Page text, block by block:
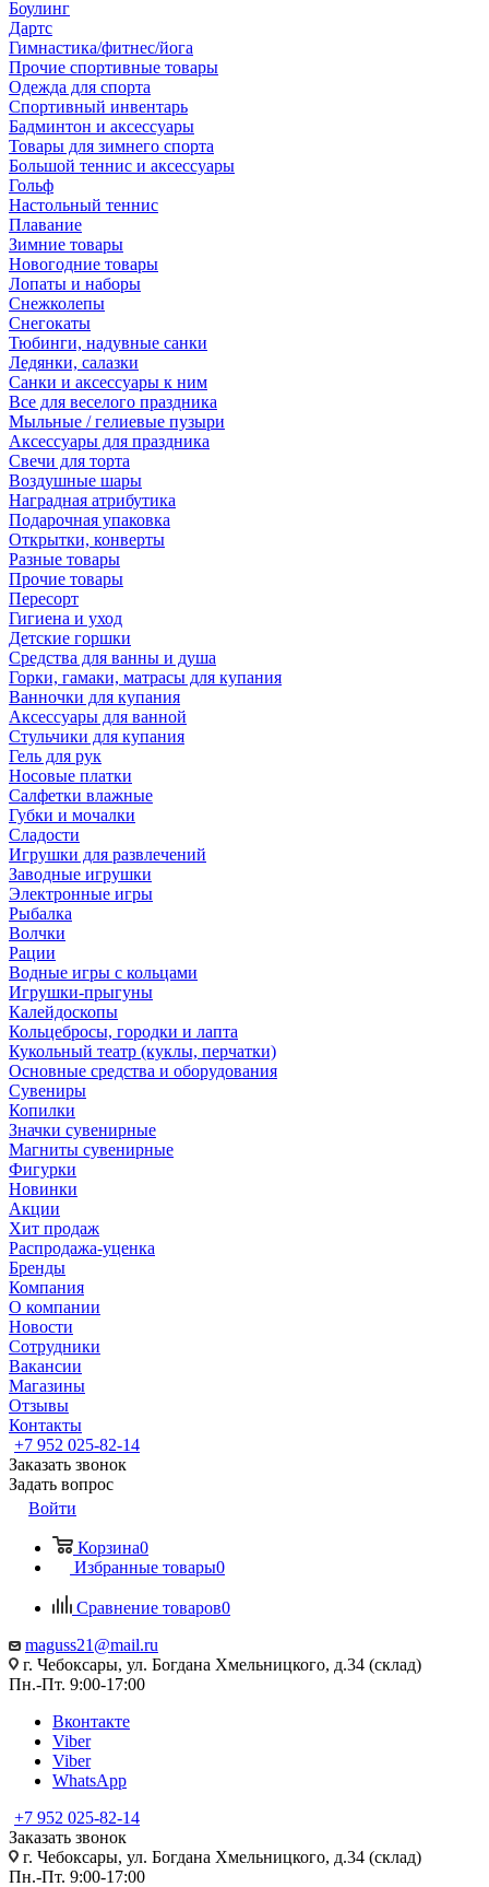
Боулинг
Дартс
Гимнастика/фитнес/йога
Прочие спортивные товары
Одежда для спорта
Спортивный инвентарь
Бадминтон и аксессуары
Товары для зимнего спорта
Большой теннис и аксессуары
Гольф
Настольный теннис
Плавание
Зимние товары
Новогодние товары
Лопаты и наборы
Снежколепы
Снегокаты
Тюбинги, надувные санки
Ледянки, салазки
Санки и аксессуары к ним
Все для веселого праздника
Мыльные / гелиевые пузыри
Аксессуары для праздника
Свечи для торта
Воздушные шары
Наградная атрибутика
Подарочная упаковка
Открытки, конверты
Разные товары
Прочие товары
Пересорт
Гигиена и уход
Детские горшки
Средства для ванны и душа
Горки, гамаки, матрасы для купания
Ванночки для купания
Аксессуары для ванной
Стульчики для купания
Гель для рук
Носовые платки
Салфетки влажные
Губки и мочалки
Сладости
Игрушки для развлечений
Заводные игрушки
Электронные игры
Рыбалка
Волчки
Рации
Водные игры с кольцами
Игрушки-прыгуны
Калейдоскопы
Кольцебросы, городки и лапта
Кукольный театр (куклы, перчатки)
Основные средства и оборудования
Сувениры
Копилки
Значки сувенирные
Магниты сувенирные
Фигурки
Новинки
Акции
Хит продаж
Распродажа-уценка
Бренды
Компания
О компании
Новости
Сотрудники
Вакансии
Магазины
Отзывы
Контакты
+7 952 025-82-14
Заказать звонок
Задать вопрос
Войти
Корзина0
Избранные товары0
Сравнение товаров0
maguss21@mail.ru
г. Чебоксары, ул. Богдана Хмельницкого, д.34 (склад)
Пн.-Пт. 9:00-17:00
Вконтакте
Viber
Viber
WhatsApp
+7 952 025-82-14
Заказать звонок
г. Чебоксары, ул. Богдана Хмельницкого, д.34 (склад)
Пн.-Пт. 9:00-17:00